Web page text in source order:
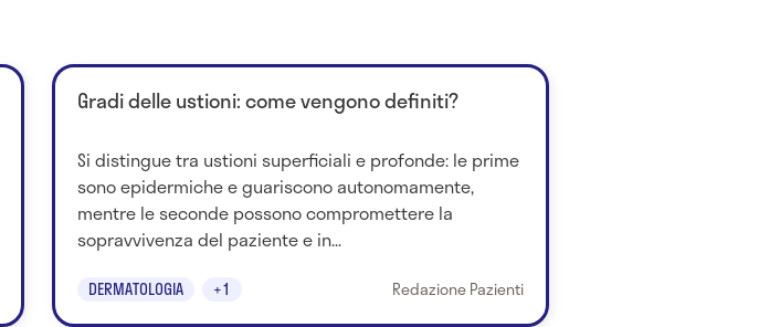
Gradi delle ustioni: come vengono definiti?
Si distingue tra ustioni superficiali e profonde: le prime
sono epidermiche e guariscono autonomamente,
mentre le seconde possono compromettere la
sopravvivenza del paziente e in...
DERMATOLOGIA +1 Redazione Pazienti